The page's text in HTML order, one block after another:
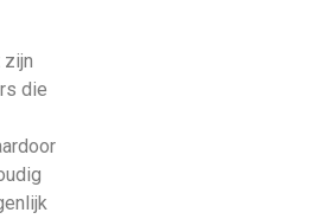
zijn
die